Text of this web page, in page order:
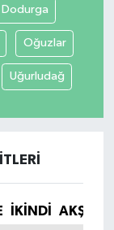
Dodurga
Oğuzlar
Uğurludağ
İKINDI
AKŞAM